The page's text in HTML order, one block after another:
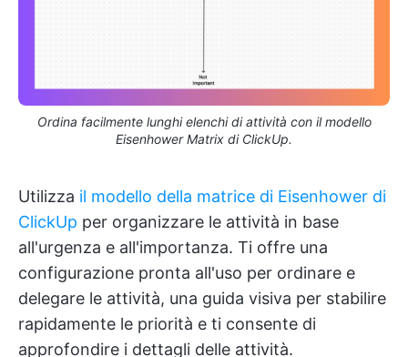
Ordina facilmente lunghi elenchi di attività con il modello
Eisenhower Matrix di ClickUp.
Utilizza il modello della matrice di Eisenhower di
ClickUp per organizzare le attività in base
all'urgenza e all'importanza. Ti offre una
configurazione pronta all'uso per ordinare e
delegare le attività, una guida visiva per stabilire
rapidamente le priorità e ti consente di
approfondire i dettagli delle attività.